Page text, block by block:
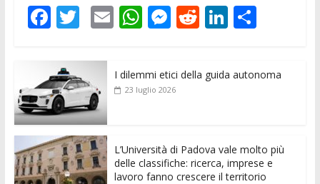
F
e
b
o
o
k
T
itt
er
E
ai
l
W
s
p
M
ss
e
er
R
di
Li
e
C
di
I dilemmi etici della guida autonoma
23 luglio 2026
L’Università di Padova vale molto più
delle classifiche: ricerca, imprese e
lavoro fanno crescere il territorio